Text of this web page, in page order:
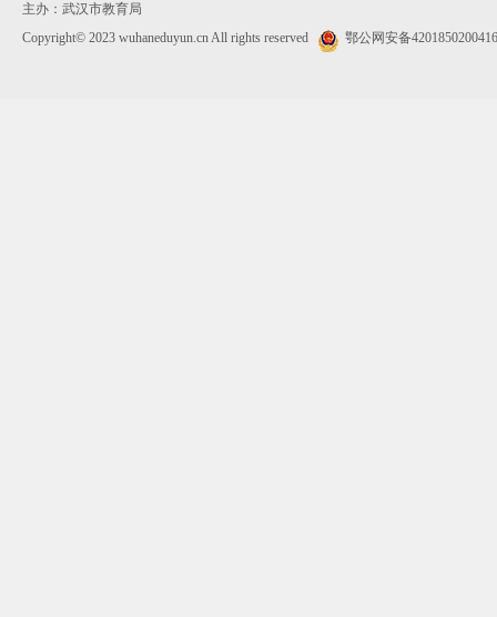
主办：武汉市教育局
Copyright© 2023 wuhaneduyun.cn All rights reserved
鄂公网安备